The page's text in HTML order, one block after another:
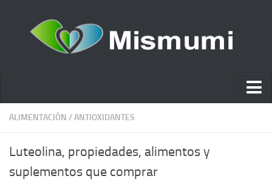
Ácido hialurónico
Estética y Belleza
Remedios Naturales
ALIMENTACIÓN /ANTIOXIDANTES
Luteolina, propiedades, alimentos y
suplementos que comprar